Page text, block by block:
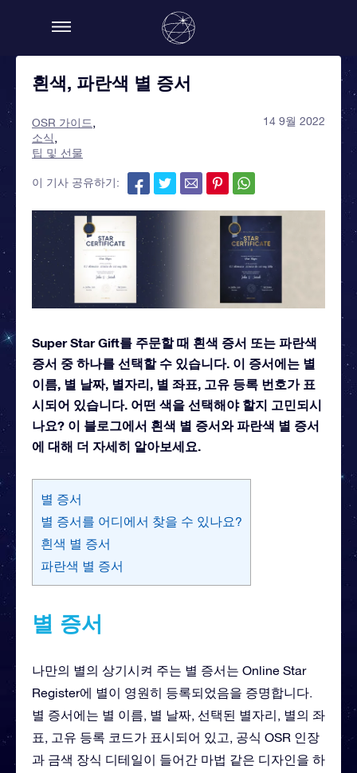
흰색, 파란색 별 증서
OSR 가이드
소식
팁 및 선물
14 9월 2022
이 기사 공유하기:
Super Star Gift를 주문할 때 흰색 증서 또는 파란색
증서 중 하나를 선택할 수 있습니다. 이 증서에는 별
이름, 별 날짜, 별자리, 별 좌표, 고유 등록 번호가 표
시되어 있습니다. 어떤 색을 선택해야 할지 고민되시
나요? 이 블로그에서 흰색 별 증서와 파란색 별 증서
에 대해 더 자세히 알아보세요.
별 증서
별 증서를 어디에서 찾을 수 있나요?
흰색 별 증서
파란색 별 증서
별 증서
나만의 별의 상기시켜 주는 별 증서는 Online Star
Register에 별이 영원히 등록되었음을 증명합니다.
별 증서에는 별 이름, 별 날짜, 선택된 별자리, 별의 좌
표, 고유 등록 코드가 표시되어 있고, 공식 OSR 인장
과 금색 장식 디테일이 들어간 마법 같은 디자인을 하